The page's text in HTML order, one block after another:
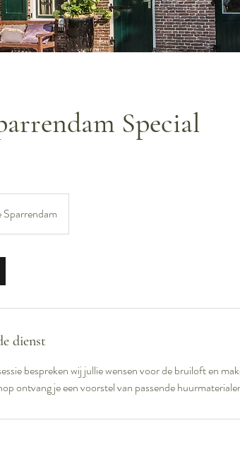
Special
Sparrendam
dienst
bespreken wij jullie wensen voor de bruiloft en
ontvang je een voorstel van passende